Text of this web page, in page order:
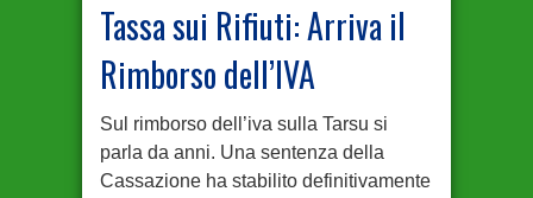
Tassa sui Rifiuti: Arriva il
Rimborso dell’IVA
Sul rimborso dell’iva sulla Tarsu si
parla da anni. Una sentenza della
Cassazione ha stabilito definitivamente